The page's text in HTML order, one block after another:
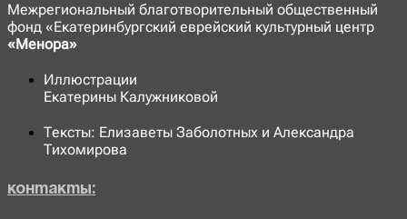
Межрегиональный благотворительный общественный
фонд «Екатеринбургский еврейский культурный центр
«Менора»
Иллюстрации
Екатерины Калужниковой
Тексты: Елизаветы Заболотных и Александра
Тихомирова
Контакты: